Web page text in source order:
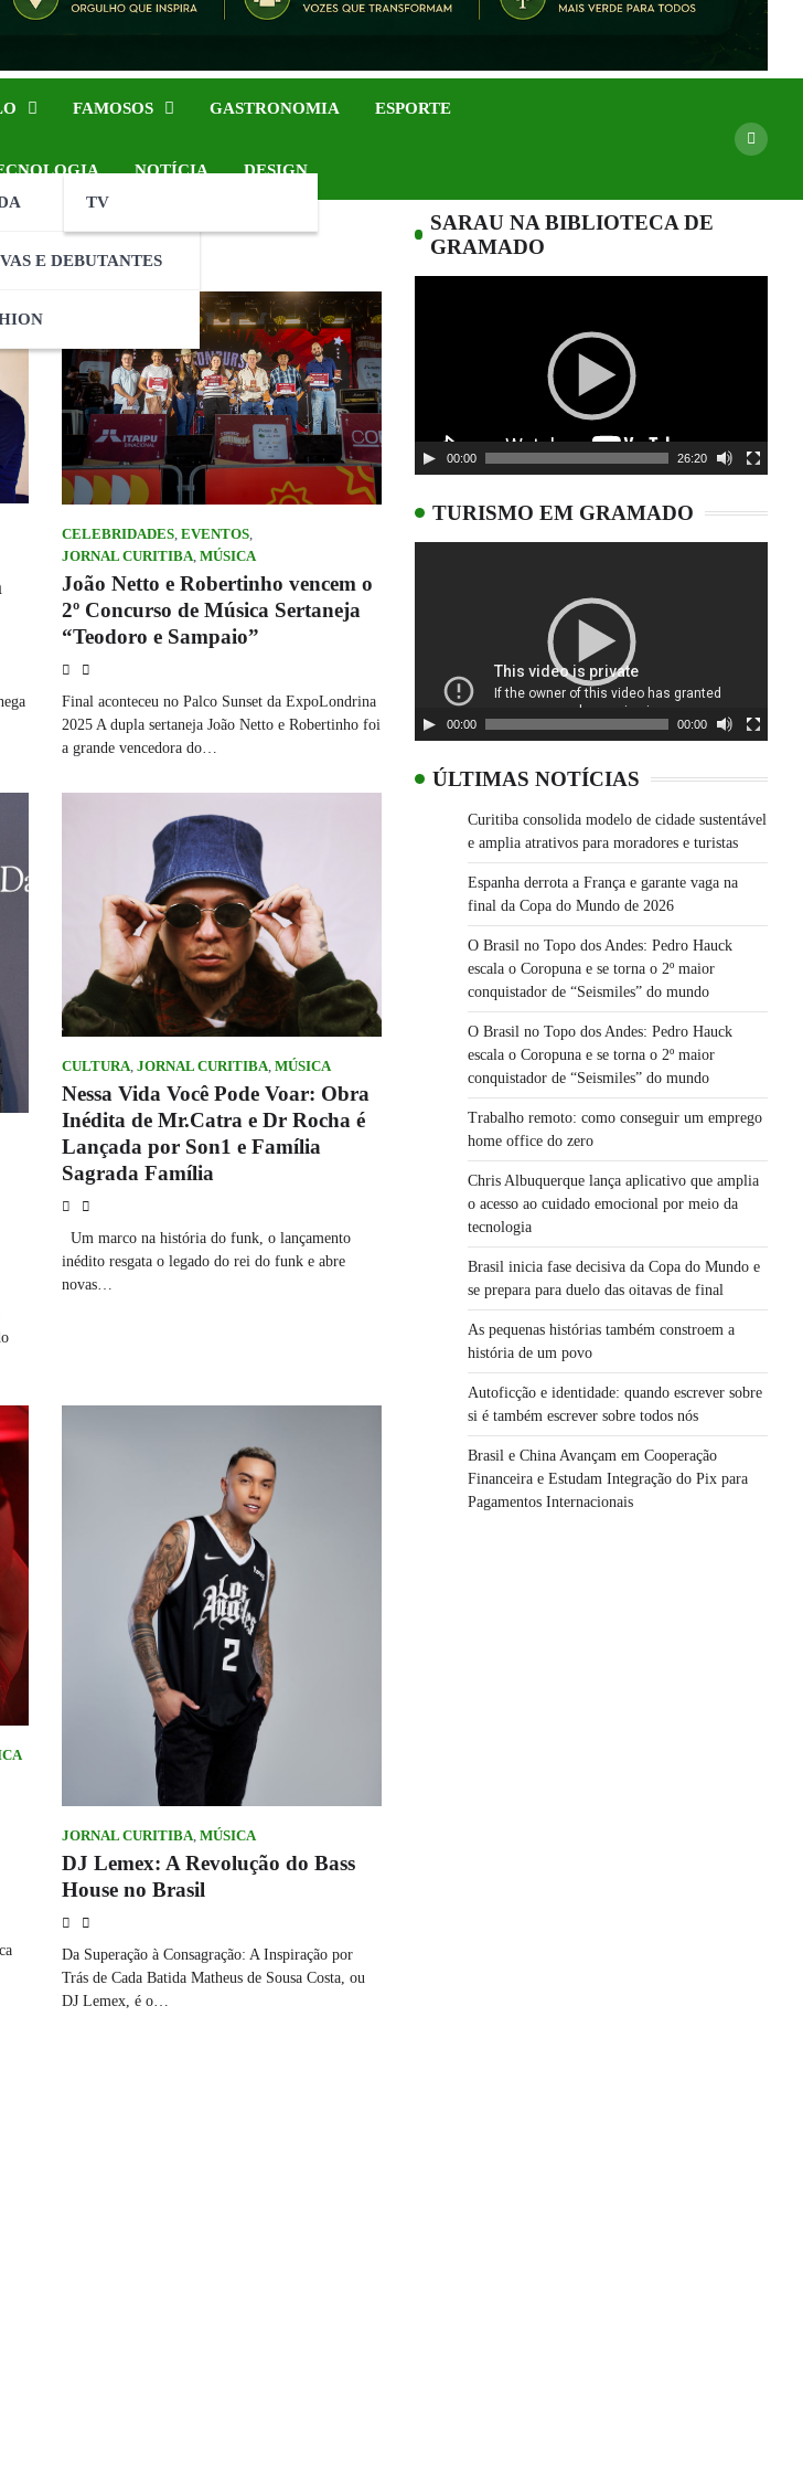
E DEBUTANTES
FAMOSOS
TV
GASTRONOMIA ESPORTE
NOTÍCIA DESIGN
CELEBRIDADES, EVENTOS,
JORNAL CURITIBA, MÚSICA
João Netto e Robertinho vencem o
2º Concurso de Música Sertaneja
“Teodoro e Sampaio”
Final aconteceu no Palco Sunset da ExpoLondrina
2025 A dupla sertaneja João Netto e Robertinho foi
a grande vencedora do…
CULTURA JORNAL CURITIBA MÚSICA
Nessa Vida Você Pode Voar: Obra
Inédita de Mr.Catra e Dr Rocha é
Lançada por Son1 e Família
Sagrada Família
Um marco na história do funk, o lançamento
inédito resgata o legado do rei do funk e abre
novas…
JORNAL CURITIBA, MÚSICA
DJ Lemex: A Revolução do Bass
House no Brasil
Da Superação à Consagração: A Inspiração por
Trás de Cada Batida Matheus de Sousa Costa, ou
DJ Lemex, é o…
SARAU NA BIBLIOTECA DE
GRAMADO
00:00 26:20
TURISMO EM GRAMADO
00:00 00:00
ÚLTIMAS NOTÍCIAS
Curitiba consolida modelo de cidade sustentável
e amplia atrativos para moradores e turistas
Espanha derrota a França e garante vaga na
final da Copa do Mundo de 2026
O Brasil no Topo dos Andes: Pedro Hauck
escala o Coropuna e se torna o 2º maior
conquistador de “Seismiles” do mundo
O Brasil no Topo dos Andes: Pedro Hauck
escala o Coropuna e se torna o 2º maior
conquistador de “Seismiles” do mundo
Trabalho remoto: como conseguir um emprego
home office do zero
Chris Albuquerque lança aplicativo que amplia
o acesso ao cuidado emocional por meio da
tecnologia
Brasil inicia fase decisiva da Copa do Mundo e
se prepara para duelo das oitavas de final
As pequenas histórias também constroem a
história de um povo
Autoficção e identidade: quando escrever sobre
si é também escrever sobre todos nós
Brasil e China Avançam em Cooperação
Financeira e Estudam Integração do Pix para
Pagamentos Internacionais